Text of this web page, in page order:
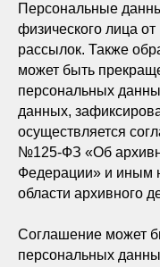
Персональные
физического лица
рассылок. Также
может быть
персональных
данных,
осуществляется
№125-ФЗ «Об
Федерации» и иным
области архивного
Соглашение может
персональных